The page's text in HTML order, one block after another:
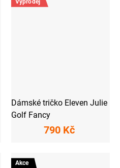
Dámské tričko Eleven Julie
Golf Fancy
790 Kč
Akce